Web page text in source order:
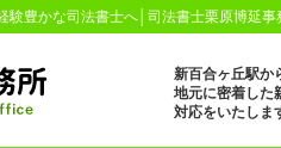
験豊かな司法書士へ│司法書士栗原博延事
新百合ヶ丘駅か
地元に密着した
対応をいたしま